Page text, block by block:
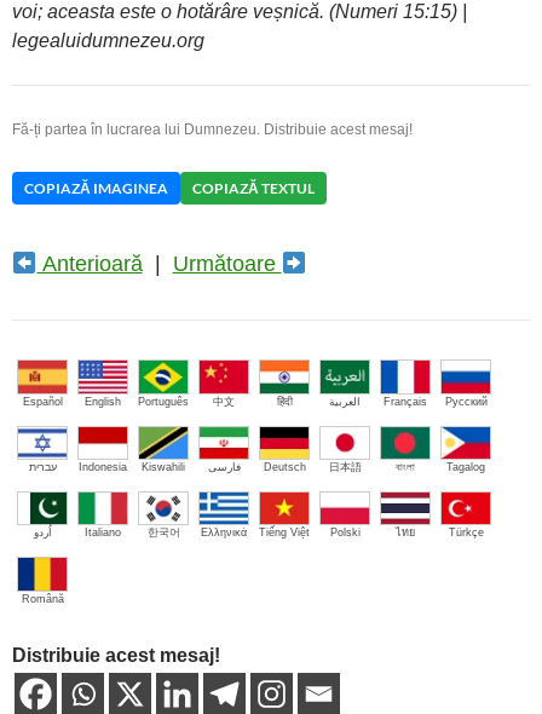
voi; aceasta este o hotărâre veșnică. (Numeri 15:15) |
legealuidumnezeu.org
Fă-ți partea în lucrarea lui Dumnezeu. Distribuie acest mesaj!
COPIAZĂ IMAGINEA COPIAZĂ TEXTUL
Anterioară| Următoare
Español English Português 中文 हिंदी العربية Français Русский
עברית Indonesia Kiswahili فارسی Deutsch 日本語 বাংলা Tagalog
اُردو Italiano 한국어 Ελληνικά Tiếng Việt Polski ไทย Türkçe
Română
Distribuie acest mesaj!